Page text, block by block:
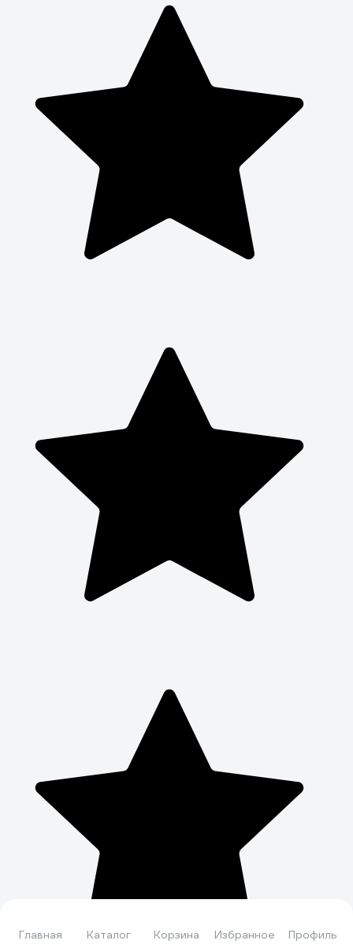
Главная Каталог Корзина Избранное Профиль